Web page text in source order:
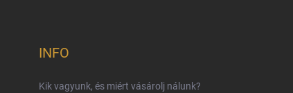
INFO
Kik vagyunk, és miért vásárolj nálunk?